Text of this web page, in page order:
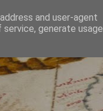
and user-agent
generate usage